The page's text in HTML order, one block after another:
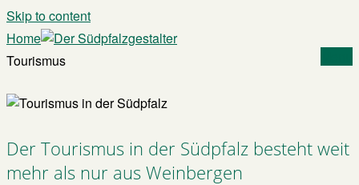
Skip to content
Home
Tourismus
Der Tourismus in der Südpfalz besteht weit
mehr als nur aus Weinbergen